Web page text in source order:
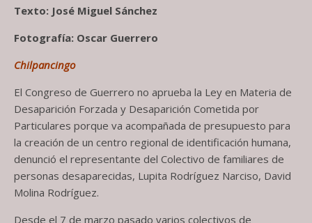
Texto: José Miguel Sánchez
Fotografía: Oscar Guerrero
Chilpancingo
El Congreso de Guerrero no aprueba la Ley en Materia de
Desaparición Forzada y Desaparición Cometida por
Particulares porque va acompañada de presupuesto para
la creación de un centro regional de identificación humana,
denunció el representante del Colectivo de familiares de
personas desaparecidas, Lupita Rodríguez Narciso, David
Molina Rodríguez.
Desde el 7 de marzo pasado varios colectivos de